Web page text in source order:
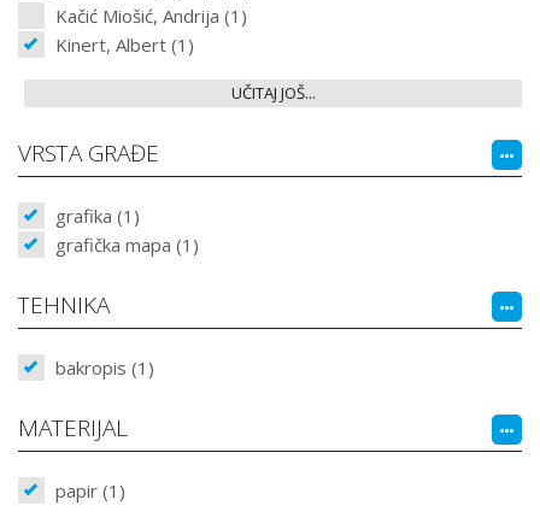
Kačić Miošić, Andrija (1)
Kinert, Albert (1)
UČITAJ JOŠ...
VRSTA GRAĐE
grafika (1)
grafička mapa (1)
TEHNIKA
bakropis (1)
MATERIJAL
papir (1)